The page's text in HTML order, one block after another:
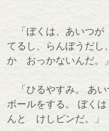
「ぼくは、あいつ
てるし、らんぼうだ
か おっかないんだ。」
「ひるやすみ。 あ
ボールをする。 ぼく
んと けしピンだ。」